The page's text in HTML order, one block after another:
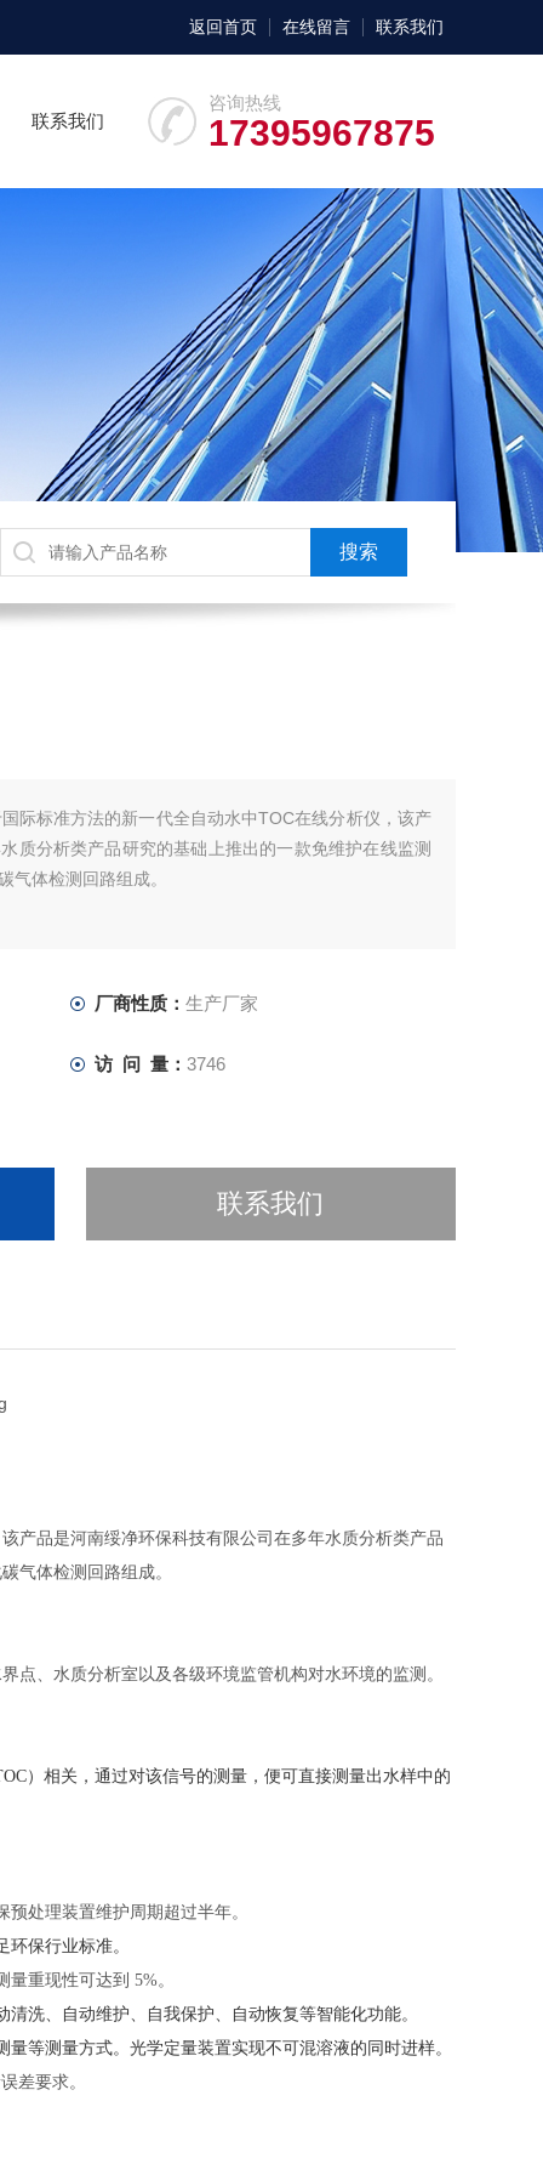
返回首页 在线留言 联系我们
咨询热线
17395967875
联系我们
际标准方法的新一代全自动水中TOC在线分析仪，该产
质分析类产品研究的基础上推出的一款免维护在线监测
气体检测回路组成。
厂商性质： 生产厂家
访 问 量： 3746
联系我们
产品是河南绥净环保科技有限公司在多年水质分析类产品
气体检测回路组成。
点、水质分析室以及各级环境监管机构对水环境的监测。
）相关，通过对该信号的测量，便可直接测量出水样中的
处理装置维护周期超过半年。
保行业标准。
量重现性可达到 5%。
洗、自动维护、自我保护、自动恢复等智能化功能。
等测量方式。光学定量装置实现不可混溶液的同时进样。
差要求。